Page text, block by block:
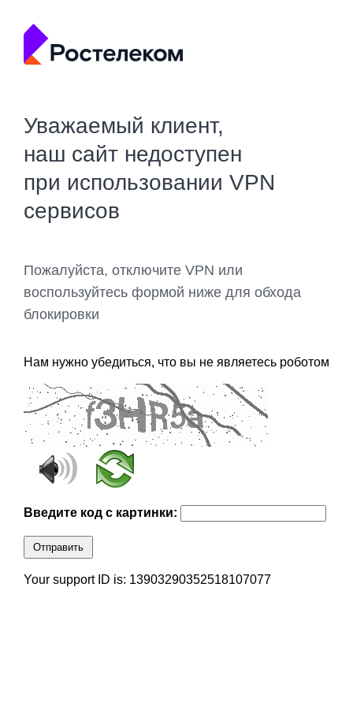
Уважаемый клиент,
наш сайт недоступен
при использовании VPN
сервисов
Пожалуйста, отключите VPN или
воспользуйтесь формой ниже для обхода
блокировки
Нам нужно убедиться, что вы не являетесь роботом
Введите код с картинки:
Отправить
Your support ID is: 13903290352518107077